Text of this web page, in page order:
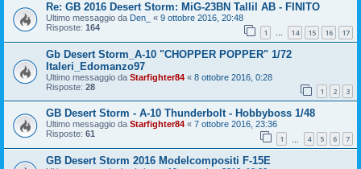
Re: GB 2016 Desert Storm: MiG-23BN Tallil AB - FINITO
Ultimo messaggio da Den_ « 9 ottobre 2016, 20:48
Risposte: 164 1 … 14 15 16 17
Gb Desert Storm_A-10 "CHOPPER POPPER" 1/72
Italeri_Edomanzo97
Ultimo messaggio da Starfighter84 « 8 ottobre 2016, 0:28
Risposte: 28 1 2 3
GB Desert Storm - A-10 Thunderbolt - Hobbyboss 1/48
Ultimo messaggio da Starfighter84 « 7 ottobre 2016, 23:36
Risposte: 61 1 4 5 6 7
GB Desert Storm 2016 Modelcompositi F-15E